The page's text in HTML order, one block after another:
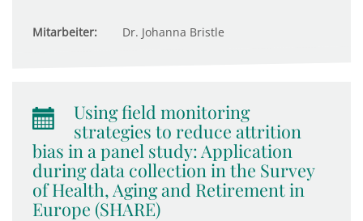
Mitarbeiter: Dr. Johanna Bristle
Using field monitoring
strategies to reduce attrition
bias in a panel study: Application
during data collection in the Survey
of Health, Aging and Retirement in
Europe (SHARE)